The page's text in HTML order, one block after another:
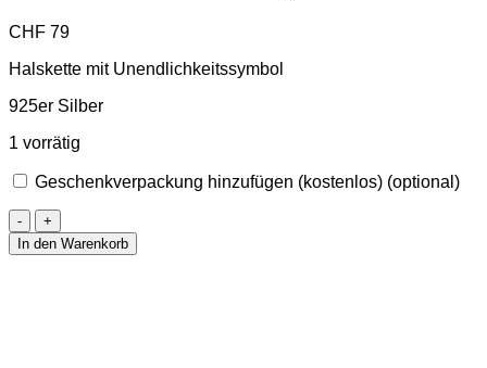
CHF 79
Halskette mit Unendlichkeitssymbol
925er Silber
1 vorrätig
Geschenkverpackung hinzufügen (kostenlos) (optional)
Halskette
mit
Unendlichkeitssymbol
In den Warenkorb